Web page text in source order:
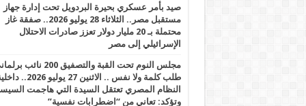
صيد بأمر عسكري بحيرة البردويل تحت إدارة جهاز
مستقبل مصر.. الثلاثاء 28 يوليو 2026.. صفقة غاز
محتملة بـ 20 مليار دولار تعزز صادرات الاحتلال
الإسرائيلي إلى مصر
مجلس النوم تحت القبة والتصفيق 200
طلب كلمة ولا نفس .. الاثنين 27 يوليو 2026..
النظام المصري تعتقل السيدة التي هاجمت
وتؤكد: تعاني من “اضطرابات نفسية”